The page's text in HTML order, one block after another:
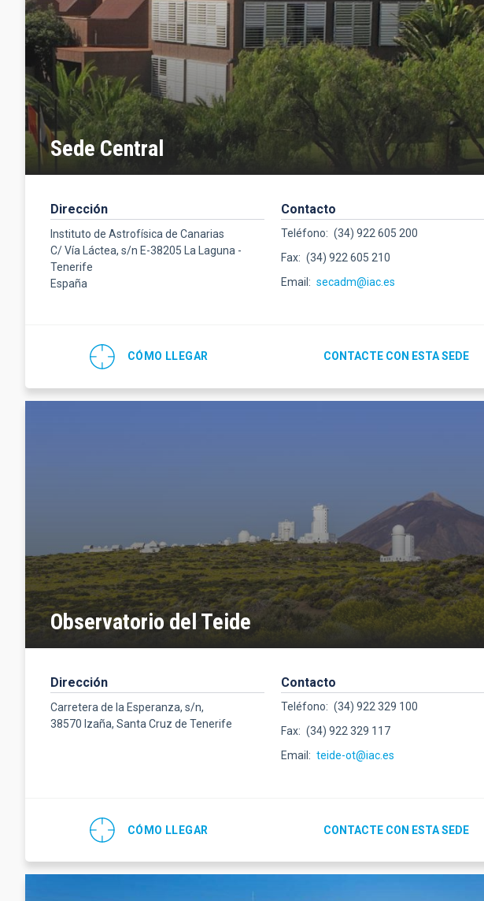
Sede Central
Dirección
Instituto de Astrofísica de Canarias
C/ Vía Láctea, s/n E-38205 La Laguna -
Tenerife
España
Contacto
Teléfono
(34) 922 605 200
Fax
(34) 922 605 210
Email
secadm@iac.es
CÓMO LLEGAR CONTACTE CON ESTA SEDE
Observatorio del Teide
Dirección
Carretera de la Esperanza, s/n,
38570 Izaña, Santa Cruz de Tenerife
Contacto
Teléfono
(34) 922 329 100
Fax
(34) 922 329 117
Email
teide-ot@iac.es
CÓMO LLEGAR CONTACTE CON ESTA SEDE